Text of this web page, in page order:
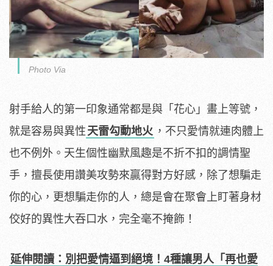
Photo Via
射手給人的第一印象通常都是與「花心」畫上等號，
就是容易與異性 天雷勾動地火 ，不只愛情就連肉體上
也不例外。天生個性幽默風趣是不折不扣的調情聖
手，擅長使用讚美攻勢來贏得對方好感，除了想騙走
你的心，更想騙走你的人，總是會在聚會上盯著身材
佼好的異性大吞口水，完全毫不掩飾！
延伸閱讀：別把愛情逼到絕境！4種讓男人「再也愛